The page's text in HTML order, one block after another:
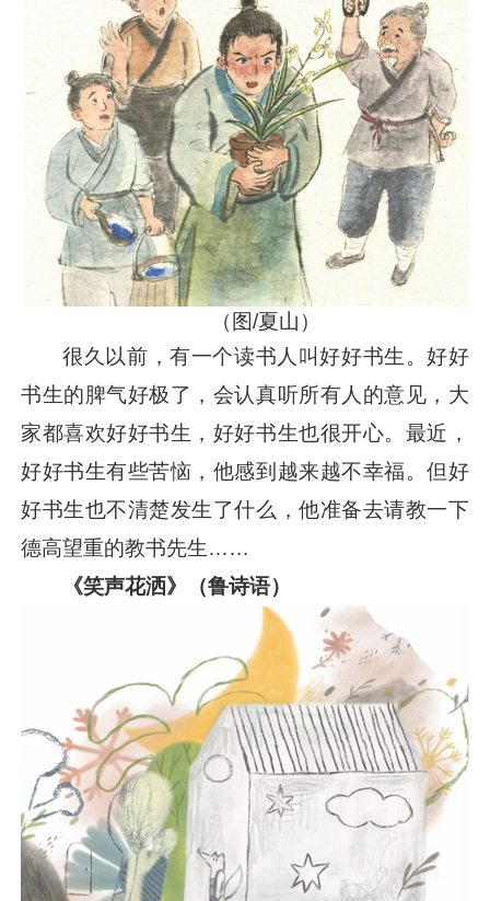
（图/夏山）
很久以前，有一个读书人叫好好书生。好好
书生的脾气好极了，会认真听所有人的意见，大
家都喜欢好好书生，好好书生也很开心。最近，
好好书生有些苦恼，他感到越来越不幸福。但好
好书生也不清楚发生了什么，他准备去请教一下
德高望重的教书先生……
《笑声花洒》（鲁诗语）